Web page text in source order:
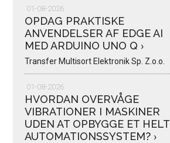
01-08-2026
OPDAG PRAKTISKE
ANVENDELSER AF EDGE AI
MED ARDUINO UNO Q ›
Transfer Multisort Elektronik Sp. Z.o.o.
01-08-2026
HVORDAN OVERVÅGE
VIBRATIONER I MASKINER
UDEN AT OPBYGGE ET HELT
AUTOMATIONSSYSTEM? ›